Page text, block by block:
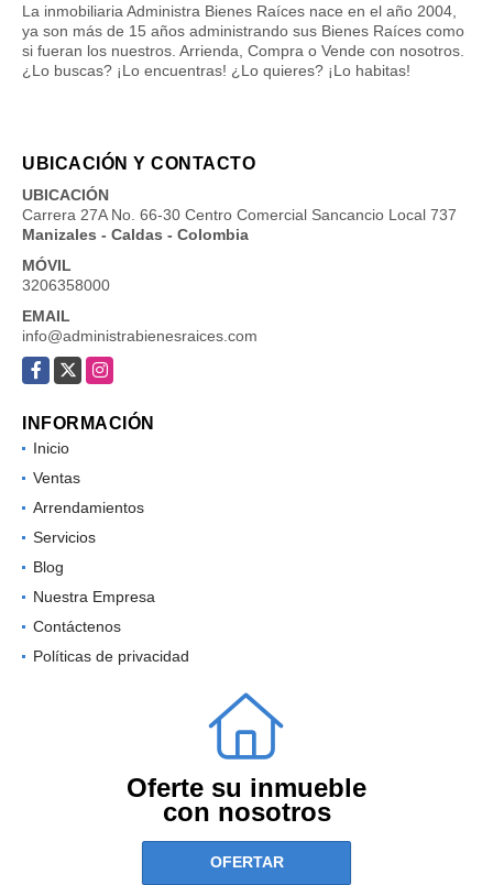
La inmobiliaria Administra Bienes Raíces nace en el año 2004,
ya son más de 15 años administrando sus Bienes Raíces como
si fueran los nuestros. Arrienda, Compra o Vende con nosotros.
¿Lo buscas? ¡Lo encuentras! ¿Lo quieres? ¡Lo habitas!
UBICACIÓN Y CONTACTO
UBICACIÓN
Carrera 27A No. 66-30 Centro Comercial Sancancio Local 737
Manizales - Caldas - Colombia
MÓVIL
3206358000
EMAIL
info@administrabienesraices.com
Facebook
X Instagram
INFORMACIÓN
Inicio
Ventas
Arrendamientos
Servicios
Blog
Nuestra Empresa
Contáctenos
Políticas de privacidad
Oferte su inmueble
con nosotros
OFERTAR